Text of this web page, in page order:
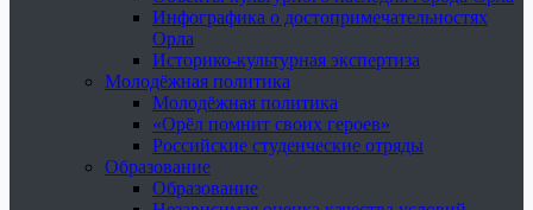
Инфографика о достопримечательностях
Орла
Историко-культурная экспертиза
Молодёжная политика
Молодёжная политика
«Орёл помнит своих героев»
Российские студенческие отряды
Образование
Образование